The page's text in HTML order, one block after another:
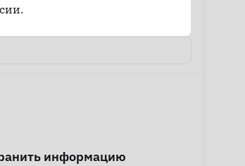
информацию